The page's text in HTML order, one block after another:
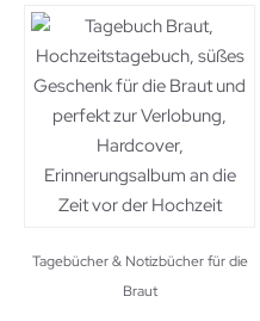
Tagebücher & Notizbücher für die
Braut